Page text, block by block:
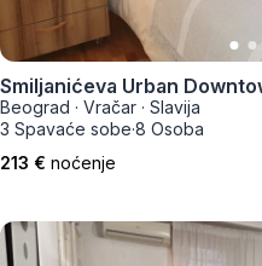
Smiljanićeva Urban
Beograd · Vračar · Slavija
3 Spavaće sobe·8 Osoba
213 € noćenje